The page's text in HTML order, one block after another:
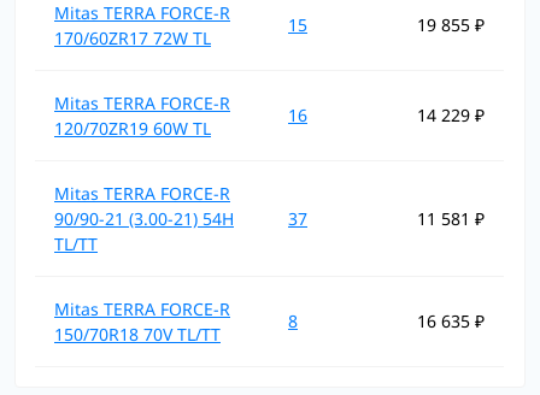
Mitas TERRA FORCE-R
170/60ZR17 72W TL
15 19 855 ₽
Mitas TERRA FORCE-R
120/70ZR19 60W TL
16 14 229 ₽
Mitas TERRA FORCE-R
90/90-21 (3.00-21) 54H
TL/TT
37 11 581 ₽
Mitas TERRA FORCE-R
150/70R18 70V TL/TT
8 16 635 ₽